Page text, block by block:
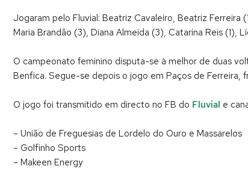
Jogaram pelo Fluvial: Beatriz Cavaleiro, Beatriz Ferreira
Maria Brandão (3), Diana Almeida (3), Catarina Reis (1),
O campeonato feminino disputa-se à melhor de duas
Benfica. Segue-se depois o jogo em Paços de
O jogo foi transmitido em directo no FB do Fluvial e
– União de Freguesias de Lordelo do Ouro e Massarelos
– Golfinho Sports
– Makeen Energy